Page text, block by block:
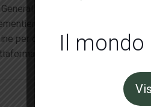
Manager AgriScience
È un settore
per continuare ad aprire nuovi
tecnologica comune”.
Il mondo